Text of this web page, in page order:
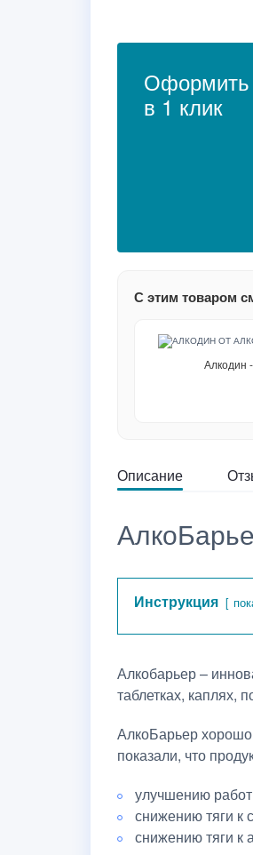
Оформить
в 1 клик
С этим товаром
Алкодин
Описание
Инструкция
Алкобарьер –
таблетках, каплях,
АлкоБарьер хорошо
показали, что
улучшению
снижению тяги к
снижению тяги к